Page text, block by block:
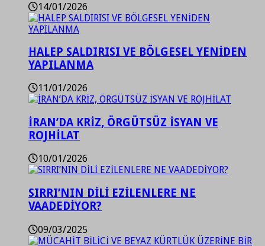
14/01/2026
HALEP SALDIRISI VE BÖLGESEL YENİDEN
YAPILANMA
11/01/2026
İRAN’DA KRİZ, ÖRGÜTSÜZ İSYAN VE
ROJHİLAT
10/01/2026
SIRRI’NIN DİLİ EZİLENLERE NE
VAADEDİYOR?
09/03/2025